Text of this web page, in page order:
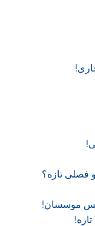
فصلی تازه؟
موسسان!‏